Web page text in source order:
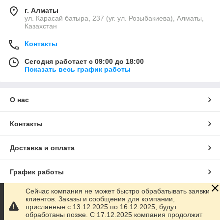
г. Алматы
ул. Карасай батыра, 237 (уг. ул. Розыбакиева), Алматы,
Казахстан
Контакты
Сегодня работает с 09:00 до 18:00
Показать весь график работы
О нас
Контакты
Доставка и оплата
График работы
Полная версия сайта
Сейчас компания не может быстро обрабатывать заявки
клиентов. Заказы и сообщения для компании,
присланные с 13.12.2025 по 16.12.2025, будут
обработаны позже. С 17.12.2025 компания продолжит